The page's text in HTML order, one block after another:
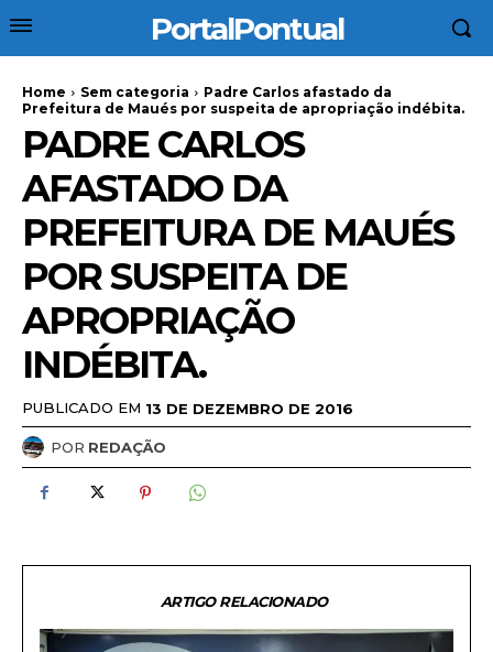
PortalPontual
Home Sem categoria
Padre Carlos afastado da
Prefeitura de Maués por suspeita de apropriação indébita.
PADRE CARLOS
AFASTADO DA
PREFEITURA DE MAUÉS
POR SUSPEITA DE
APROPRIAÇÃO
INDÉBITA.
PUBLICADO EM 13 DE DEZEMBRO DE 2016
POR REDAÇÃO
ARTIGO RELACIONADO